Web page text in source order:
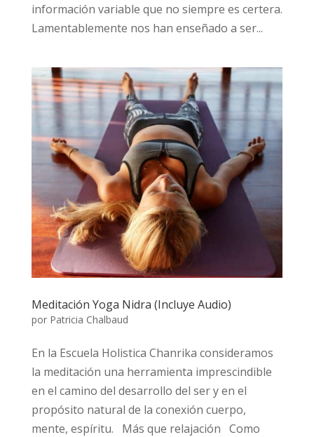
información variable que no siempre es certera.
Lamentablemente nos han enseñado a ser...
Meditación Yoga Nidra (Incluye Audio)
por Patricia Chalbaud
En la Escuela Holistica Chanrika consideramos
la meditación una herramienta imprescindible
en el camino del desarrollo del ser y en el
propósito natural de la conexión cuerpo,
mente, espíritu. Más que relajación Como